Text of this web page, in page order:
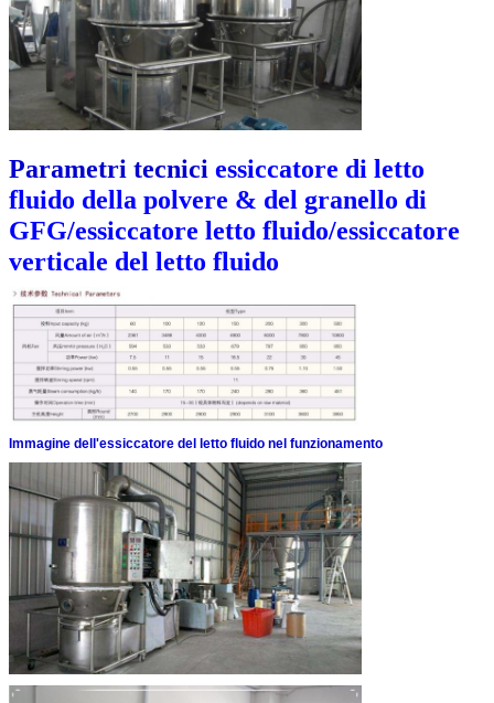
Parametri tecnici essiccatore di letto
fluido della polvere & del granello di
GFG/essiccatore letto fluido/essiccatore
verticale del letto fluido
Immagine dell'essiccatore del letto fluido nel funzionamento